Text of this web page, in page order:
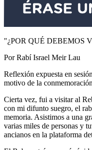
"¿POR QUÉ DEBEMOS
Por Rabí Israel Meir Lau
Reflexión expuesta en
motivo de la
Cierta vez, fui a visitar al
con mi difunto suegro, el
memoria. Asistimos a una
varias miles de personas y
ancianos en la plataforma